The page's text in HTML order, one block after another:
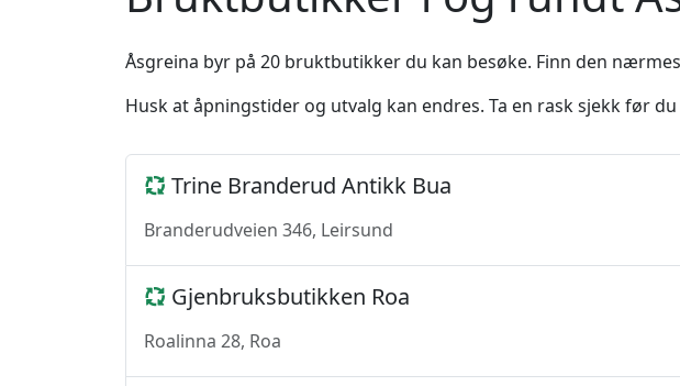
Åsgreina byr på 20 bruktbutikker du kan besøke. Finn den
Husk at åpningstider og utvalg kan endres. Ta en rask sjekk før du
Trine Branderud Antikk Bua
Branderudveien 346, Leirsund
Gjenbruksbutikken Roa
Roalinna 28, Roa